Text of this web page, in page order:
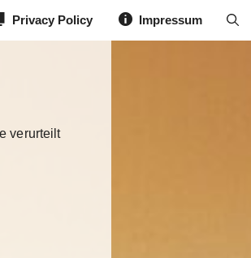
Privacy Policy Impressum
verurteilt